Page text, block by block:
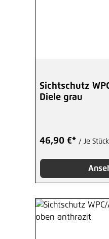
Sichtschutz
Diele grau
46,90 €* / Je Stück